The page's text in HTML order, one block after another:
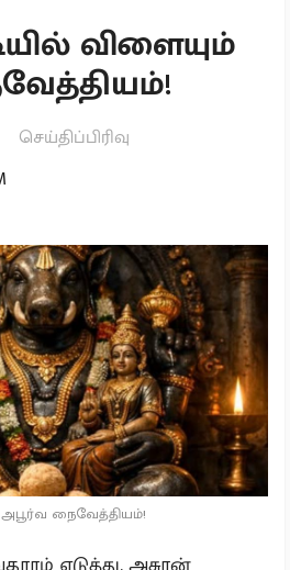
விளையும்
செய்திப்பிரிவு
அபூர்வ நைவேத்தியம்!